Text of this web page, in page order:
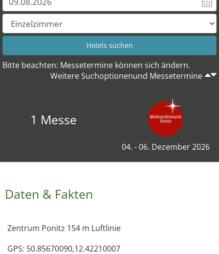
Bitte beachten: Messetermine können sich ändern.
Weitere Suchoptionenund Messetermine
1 Messe
04. - 06. Dezember 2026
Daten & Fakten
Zentrum Ponitz 154 m Luftlinie
GPS: 50.85670090,12.42210007